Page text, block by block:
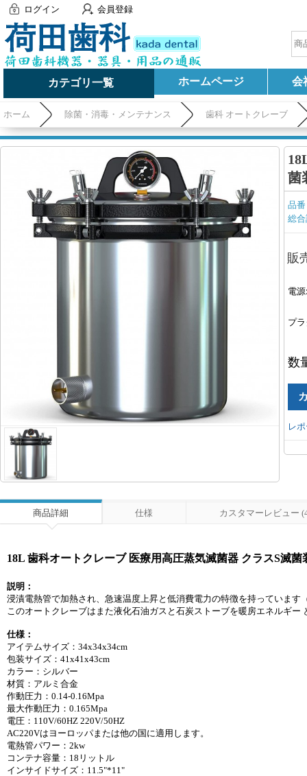
ログイン 会員登録
カテゴリ一覧 ホームページ 会
ホーム 除菌・消毒・メンテナンス 歯科 オートクレーブ
菌
品
総
販
電源:
プ
数
レ
商品詳細 仕様 カスタマーレビュー
18L 歯科オートクレーブ 医療用高圧蒸気滅菌器 クラスS滅菌
説明：
浸漬電熱管で加熱され、急速温度上昇と低消費電力の特徴を持っていま
このオートクレーブはまた液化石油ガスと石炭ストーブを暖房エネルギー
仕様：
アイテムサイズ：34x34x34cm
包装サイズ：41x41x43cm
カラー：シルバー
材質：アルミ合金
作動圧力：0.14-0.16Mpa
最大作動圧力：0.165Mpa
電圧：110V/60HZ 220V/50HZ
AC220Vはヨーロッパまたは他の国に適用します。
電熱管パワー：2kw
コンテナ容量：18リットル
インサイドサイズ：11.5"*11"